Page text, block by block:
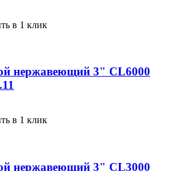
в 1 клик
нержавеющий 3" CL6000
в 1 клик
нержавеющий 3" CL3000